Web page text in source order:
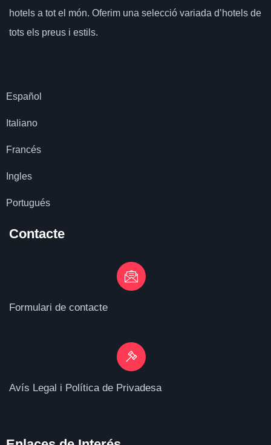
hotels a tot el món. Oferim una selecció variada d’hotels de
tots els preus i estils.
Español
Italiano
Francés
Ingles
Portugués
Contacte
Formulari de contacte
Avís Legal i Política de Privadesa